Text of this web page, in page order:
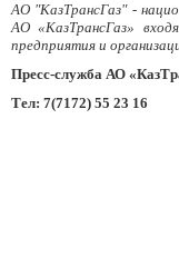
АО "КазТрансГаз" -
АО «КазТрансГаз»
предприятия и
Пресс-служба АО
Тел: 7(7172) 55 23 16